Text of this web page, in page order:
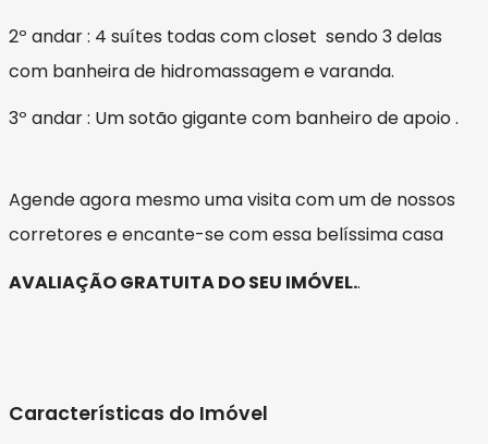
2º andar : 4 suítes todas com closet sendo 3 delas
com banheira de hidromassagem e varanda.
3º andar : Um sotão gigante com banheiro de apoio .
Agende agora mesmo uma visita com um de nossos
corretores e encante-se com essa belíssima casa
AVALIAÇÃO GRATUITA DO SEU IMÓVEL..
Características do Imóvel